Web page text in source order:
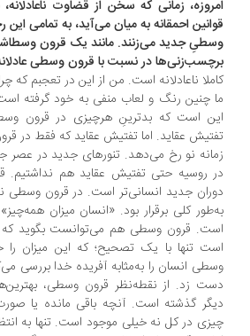
زمانی که سخن از قضاوت ناعادلانه،
احمقانه به میان می‌آید، به تمامی این
جدید می‌زنند. مانند یک قرون وسطاشناس
در نسبت با قرون وسطی عادلانه
ناعادلانه است. من از این در تعجبم که چرا
چنین رنگ و لعاب منفی به خود گرفته است.
است که بدترینِ هرچیزی در قرون وسطی
عقاید. اما تفتیش عقاید که فقط در قرون وسطی
نو رخ می‌دهد. تنورهای جدید در عصر جدید
روسیه حتی تفتیش عقاید هم نداشتیم. قرون
جدید انسانی‌تر است. در قرون وسطی نسبت
کلی برقرار بود. «انسان میزان همه‌چیز»
قرون وسطی هم می‌توانست بگوید که انسان
تنها با یک تصحیح؛ که این میزان را خدا
انسان را به‌مثابه آفریده خدا بررسی می‌کرد
زد. از نقطه‌نظر قرون وسطی، بهترین‌ها
گذشته است. آنچه باقی مانده یا صورت تنزل
در کل نه خیلی موجود است. تنها به انتظار